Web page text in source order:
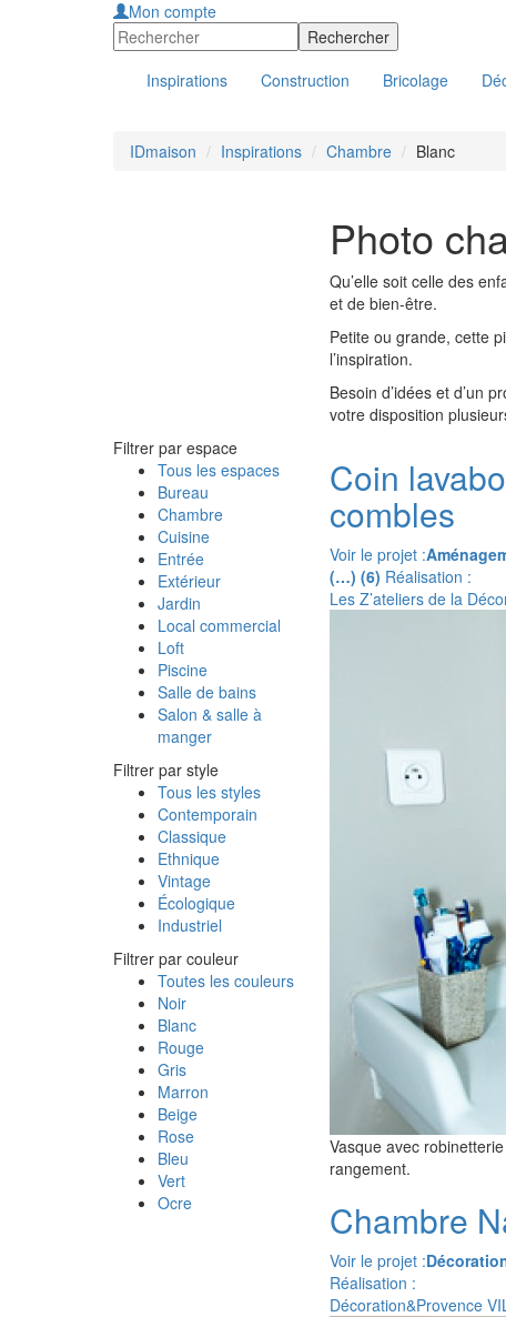
Mon compte
Inspirations Construction Bricolage
IDmaison Inspirations Chambre Blanc
Photo
Qu’elle soit celle des
et de bien-être.
Petite ou grande, cette
l’inspiration.
Besoin d’idées et d’un
votre disposition
Filtrer par espace
Tous les espaces
Bureau
Chambre
Cuisine
Entrée
Extérieur
Jardin
Local commercial
Loft
Piscine
Salle de bains
Salon & salle à
manger
Filtrer par style
Tous les styles
Contemporain
Classique
Ethnique
Vintage
Écologique
Industriel
Filtrer par couleur
Toutes les couleurs
Noir
Blanc
Rouge
Gris
Marron
Beige
Rose
Bleu
Vert
Ocre
Coin
combles
Voir le projet :
(…) (6) Réalisation :
Les Z’ateliers de la
Vasque avec
rangement.
Chambre
Voir le projet :
Réalisation :
Décoration&Provence